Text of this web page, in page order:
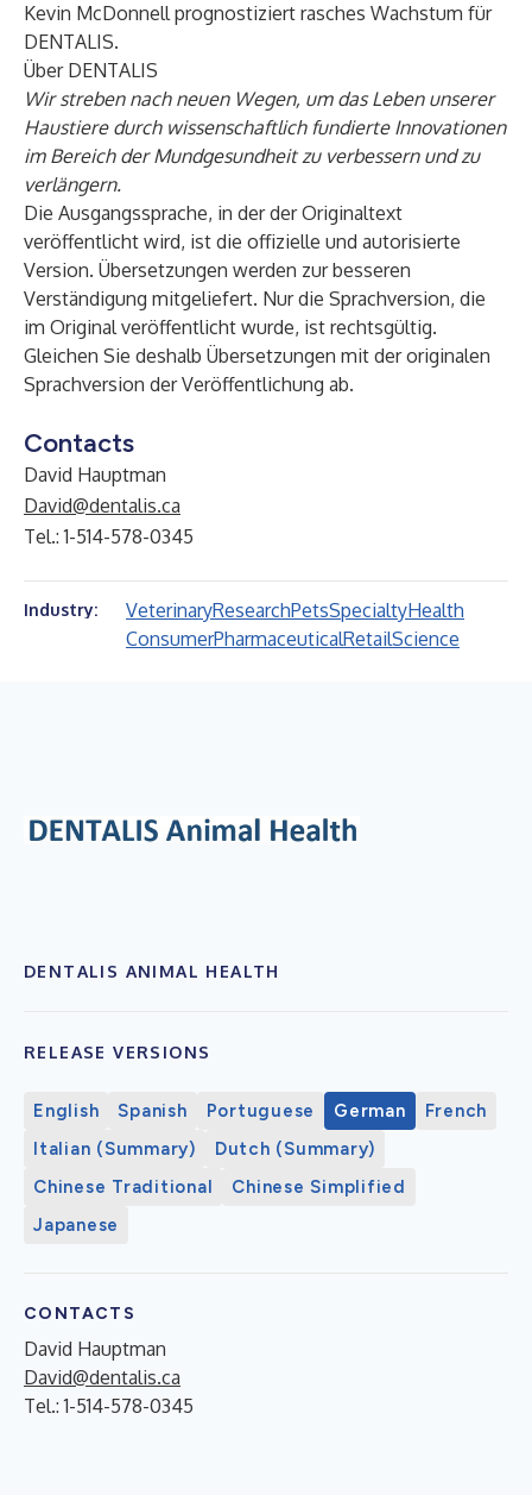
Kevin McDonnell prognostiziert rasches Wachstum für
DENTALIS.
Über DENTALIS
Wir streben nach neuen Wegen, um das Leben unserer
Haustiere durch wissenschaftlich fundierte Innovationen
im Bereich der Mundgesundheit zu verbessern und zu
verlängern.
Die Ausgangssprache, in der der Originaltext
veröffentlicht wird, ist die offizielle und autorisierte
Version. Übersetzungen werden zur besseren
Verständigung mitgeliefert. Nur die Sprachversion, die
im Original veröffentlicht wurde, ist rechtsgültig.
Gleichen Sie deshalb Übersetzungen mit der originalen
Sprachversion der Veröffentlichung ab.
Contacts
David Hauptman
David@dentalis.ca
Tel.: 1-514-578-0345
Industry: VeterinaryResearchPetsSpecialtyHealth
ConsumerPharmaceuticalRetailScience
DENTALIS ANIMAL HEALTH
RELEASE VERSIONS
English Spanish Portuguese German
French
Italian (Summary)
Dutch (Summary)
Chinese Traditional
Chinese Simplified
Japanese
CONTACTS
David Hauptman
David@dentalis.ca
Tel.: 1-514-578-0345